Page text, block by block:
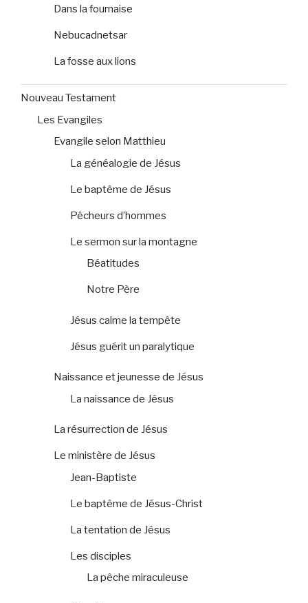
Dans la fournaise
Nebucadnetsar
La fosse aux lions
Nouveau Testament
Les Evangiles
Evangile selon Matthieu
La généalogie de Jésus
Le baptême de Jésus
Pêcheurs d’hommes
Le sermon sur la montagne
Béatitudes
Notre Père
Jésus calme la tempête
Jésus guérit un paralytique
Naissance et jeunesse de Jésus
La naissance de Jésus
La résurrection de Jésus
Le ministère de Jésus
Jean-Baptiste
Le baptême de Jésus-Christ
La tentation de Jésus
Les disciples
La pêche miraculeuse